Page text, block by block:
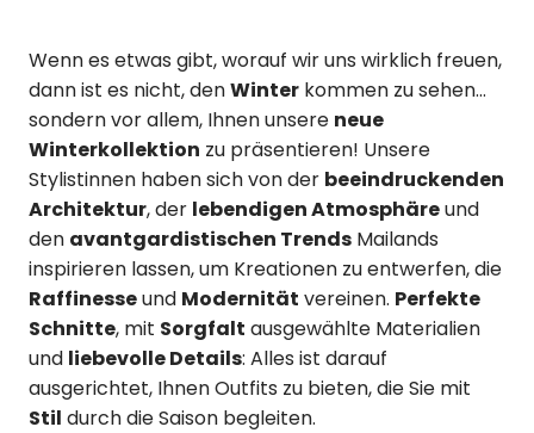
Wenn es etwas gibt, worauf wir uns wirklich freuen,
dann ist es nicht, denWinter kommen zu sehen...
sondern vor allem, Ihnen unsere neue
Winterkollektion zu präsentieren! Unsere
Stylistinnen haben sich von der beeindruckenden
Architektur, der lebendigen Atmosphäreund
den avantgardistischen Trends Mailands
inspirieren lassen, um Kreationen zu entwerfen, die
Raffinesseund Modernität vereinen. Perfekte
Schnitte, mit Sorgfalt ausgewählte Materialien
und liebevolle Details: Alles ist darauf
ausgerichtet, Ihnen Outfits zu bieten, die Sie mit
Stil durch die Saison begleiten.